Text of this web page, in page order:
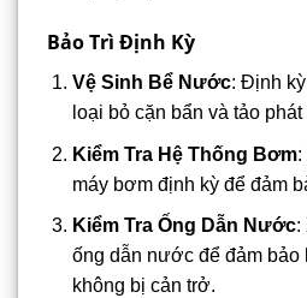
Bảo Trì Định Kỳ
Vệ Sinh Bể Nước: Định
loại bỏ cặn bẩn và tảo phát
Kiểm Tra Hệ Thống Bơm:
máy bơm định kỳ để đảm
Kiểm Tra Ống Dẫn Nước:
ống dẫn nước để đảm
không bị cản trở.